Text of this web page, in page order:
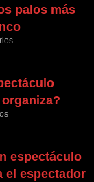
palos más
espectáculo
el espectador